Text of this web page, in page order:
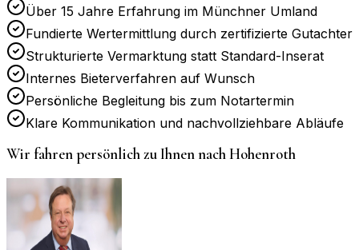
Über 15 Jahre Erfahrung im Münchner Umland
Fundierte Wertermittlung durch zertifizierte Gutachter
Strukturierte Vermarktung statt Standard-Inserat
Internes Bieterverfahren auf Wunsch
Persönliche Begleitung bis zum Notartermin
Klare Kommunikation und nachvollziehbare Abläufe
Wir fahren persönlich zu Ihnen nachHohenroth